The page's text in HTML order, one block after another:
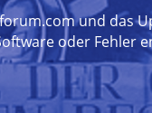
und das
oder Fehler